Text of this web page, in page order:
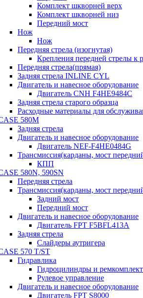
Комплект шкворней верх
Комплект шкворней низ
Передний мост
Нож
Нож
Передняя стрела (изогнутая)
Крепления передней стрелы к
Передняя стрела(прямая)
Задняя стрела INLINE CYL
Двигатель и навесное оборудование
Двигатель CNH F4HE9484C
Задняя стрела старого образца
Расходные материалы для
580M
Задняя стрела
Двигатель и навесное оборудование
Двигатель NEF-F4HE0484G
Трансмиссия(карданы, мост
КПП
580N, 590SN
Передняя стрела
Трансмиссия(карданы, мост
Задний мост
Передний мост
Двигатель и навесное оборудование
Двигатель FPT F5BFL413A
Задняя стрела
Слайдеры аутригера
570 T/ST
Гидравлика
Гидроцилиндры и
Рулевое управление
Двигатель и навесное оборудование
Двигатель FPT S8000